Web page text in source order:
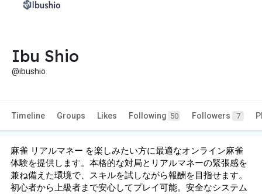
Ibu Shio
@ibushio
Timeline Groups Likes Following 50 Followers 7
麻雀 リアルマネー を楽しみたい方に最適なオンライン麻雀
体験を提供します。本格的な対局とリアルマネーの緊張感を
兼ね備えた環境で、スキルを試しながら報酬を目指せます。
初心者から上級者まで安心してプレイ可能。安全なシステム